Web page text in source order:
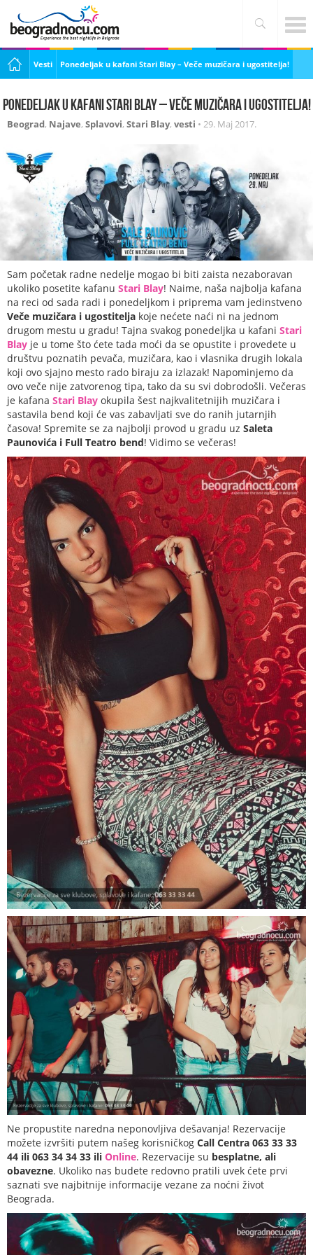
Vesti Ponedeljak u kafani Stari Blay – Veče muzičara i ugostitelja!
Ponedeljak u kafani Stari Blay – Veče muzičara i ugostitelja!
Beograd, Najave, Splavovi, Stari Blay, vesti • 29. Maj 2017.
Sam početak radne nedelje mogao bi biti zaista nezaboravan
ukoliko posetite kafanu Stari Blay! Naime, naša najbolja kafana
na reci od sada radi i ponedeljkom i priprema vam jedinstveno
Veče muzičara i ugostitelja koje nećete naći ni na jednom
drugom mestu u gradu! Tajna svakog ponedeljka u kafani Stari
Blay je u tome što ćete tada moći da se opustite i provedete u
društvu poznatih pevača, muzičara, kao i vlasnika drugih lokala
koji ovo sjajno mesto rado biraju za izlazak! Napominjemo da
ovo veče nije zatvorenog tipa, tako da su svi dobrodošli. Večeras
je kafana Stari Blay okupila šest najkvalitetnijih muzičara i
sastavila bend koji će vas zabavljati sve do ranih jutarnjih
časova! Spremite se za najbolji provod u gradu uz Saleta
Paunovića i Full Teatro bend! Vidimo se večeras!
Ne propustite naredna neponovljiva dešavanja! Rezervacije
možete izvršiti putem našeg korisničkog Call Centra 063 33 33
44 ili 063 34 34 33 ili Online. Rezervacije su besplatne, ali
obavezne. Ukoliko nas budete redovno pratili uvek ćete prvi
saznati sve najbitnije informacije vezane za noćni život
Beograda.